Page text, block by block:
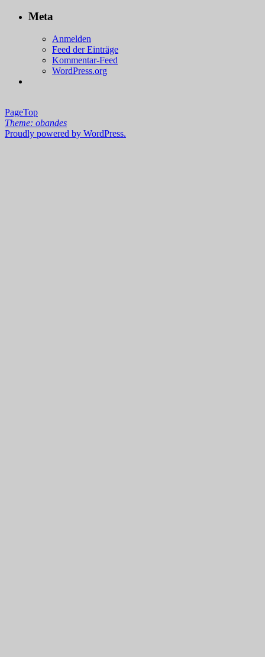
Meta
Anmelden
Feed der Einträge
Kommentar-Feed
WordPress.org
PageTop
Theme: obandes
Proudly powered by WordPress.